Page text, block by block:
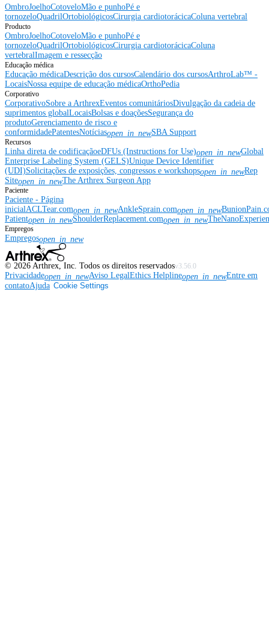
OmbroJoelhoCotoveloMão e punhoPé e
tornozeloQuadrilOrtobiológicosCirurgia cardiotorácicaColuna vertebral
Producto
OmbroJoelhoCotoveloMão e punhoPé e
tornozeloQuadrilOrtobiológicosCirurgia cardiotorácicaColuna
vertebralImagem e ressecção
Educação médica
Educação médicaDescrição dos cursosCalendário dos cursosArthroLab™ -
LocaisNossa equipe de educação médicaOrthoPedia
Corporativo
CorporativoSobre a ArthrexEventos comunitáriosDivulgação da cadeia de
suprimentos globalLocaisBolsas e doaçõesSegurança do
produtoGerenciamento de risco e
conformidadePatentesNotíciasopen_in_newSBA Support
Recursos
Linha direta de codificaçãoeDFUs (Instructions for Use)open_in_newGlobal
Enterprise Labeling System (GELS)Unique Device Identifier
(UDI)Solicitações de exposições, congressos e workshopsopen_in_newRep
Siteopen_in_newThe Arthrex Surgeon App
Paciente
Paciente - Página
inicialACLTear.comopen_in_newAnkleSprain.comopen_in_new
Patientopen_in_newShoulderReplacement.comopen_in_new
Empregos
Empregosopen_in_new
© 2026 Arthrex, Inc. Todos os direitos reservadosv3.56.0
Privacidadeopen_in_newAviso LegalEthics Helplineopen_in_newEntre em
contatoAjuda Cookie Settings